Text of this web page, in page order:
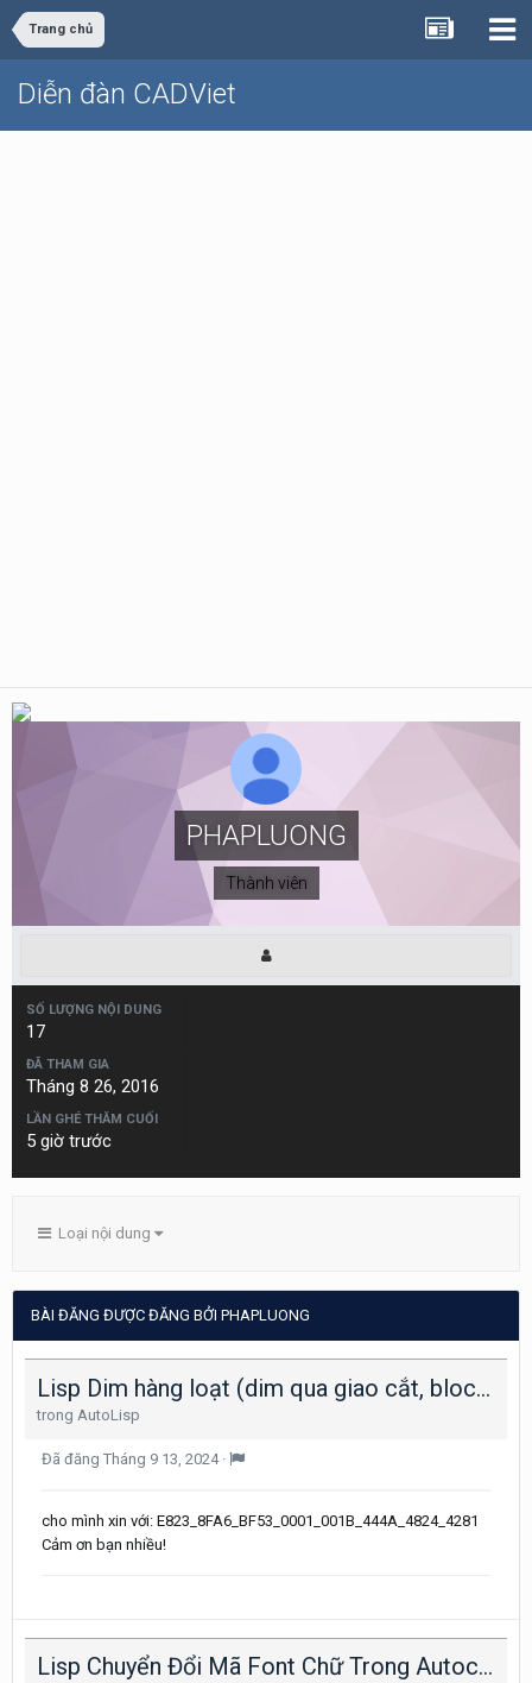
Trang chủ
Diễn đàn CADViet
PHAPLUONG
Thành viên
SỐ LƯỢNG NỘI DUNG
17
ĐÃ THAM GIA
Tháng 8 26, 2016
LẦN GHÉ THĂM CUỐI
5 giờ trước
Loại nội dung
BÀI ĐĂNG ĐƯỢC ĐĂNG BỞI PHAPLUONG
Lisp Dim hàng loạt (dim qua giao cắt, block, bán kính, vát góc, ...)
trong AutoLisp
Đã đăng Tháng 9 13, 2024 ·
cho mình xin với: E823_8FA6_BF53_0001_001B_444A_4824_4281
Cảm ơn bạn nhiều!
Lisp Chuyển Đổi Mã Font Chữ Trong Autocad